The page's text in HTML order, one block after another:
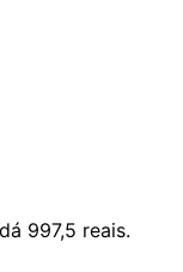
997,5 reais.